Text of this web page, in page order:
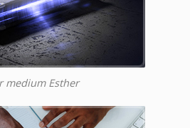
medium Esther